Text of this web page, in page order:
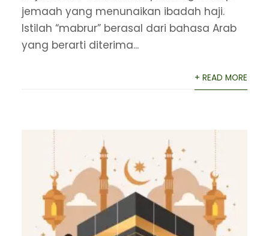
jemaah yang menunaikan ibadah haji.
Istilah “mabrur” berasal dari bahasa Arab
yang berarti diterima...
+ READ MORE